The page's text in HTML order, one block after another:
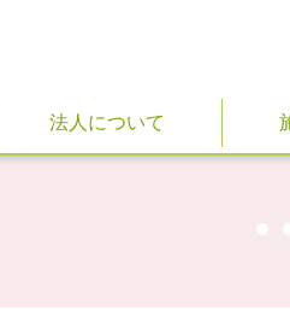
法人について